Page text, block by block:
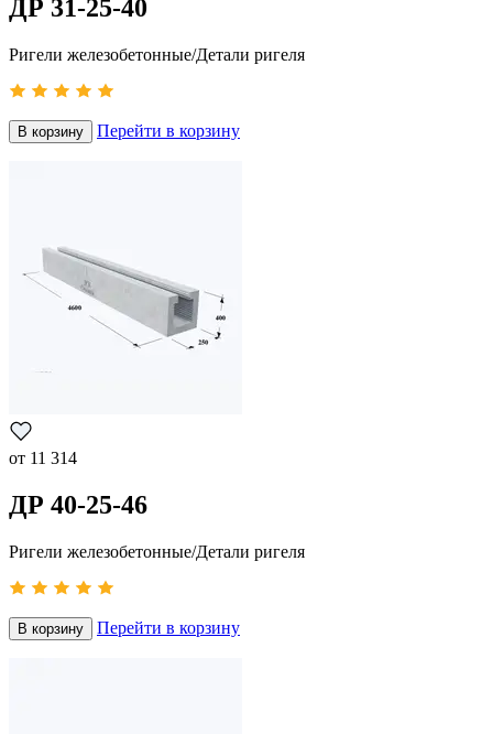
ДР 31-25-40
Ригели железобетонные/Детали ригеля
В корзину Перейти в корзину
от 11 314
ДР 40-25-46
Ригели железобетонные/Детали ригеля
В корзину Перейти в корзину